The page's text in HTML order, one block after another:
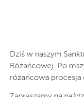
Dziś w naszym
Różańcowej. Po
różańcowa procesja